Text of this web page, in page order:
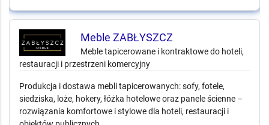
Meble ZABŁYSZCZ
Meble tapicerowane i kontraktowe do hoteli,
restauracji i przestrzeni komercyjny
Produkcja i dostawa mebli tapicerowanych: sofy, fotele,
siedziska, loże, hokery, łóżka hotelowe oraz panele ścienne –
rozwiązania komfortowe i stylowe dla hoteli, restauracji i